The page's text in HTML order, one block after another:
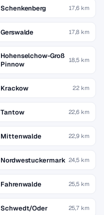
Schenkenberg 17,6 km
Gerswalde 17,8 km
Hohenselchow-Groß
Pinnow
18,5 km
Krackow 22 km
Tantow 22,6 km
Mittenwalde 22,9 km
Nordwestuckermark 24,5 km
Fahrenwalde 25,5 km
Schwedt/Oder 25,7 km